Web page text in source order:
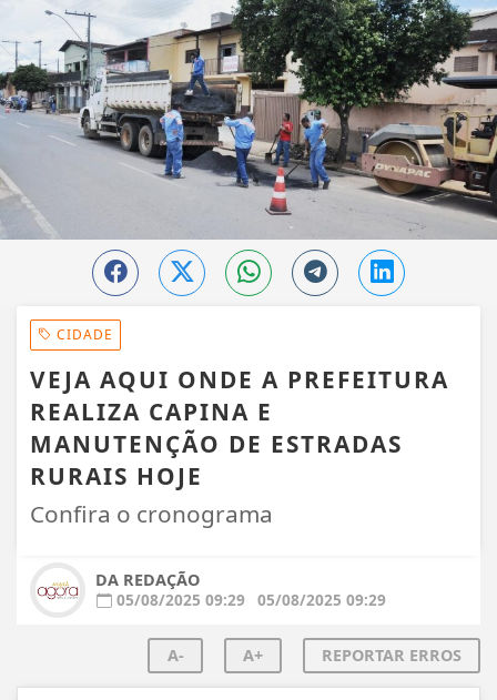
EM ALTA
CIDADE
VEJA AQUI ONDE A PREFEITURA
REALIZA CAPINA E
MANUTENÇÃO DE ESTRADAS
RURAIS HOJE
Confira o cronograma
DA REDAÇÃO
05/08/2025 09:29 05/08/2025 09:29
A- A+ REPORTAR ERROS